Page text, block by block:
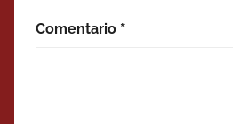
Comentario *